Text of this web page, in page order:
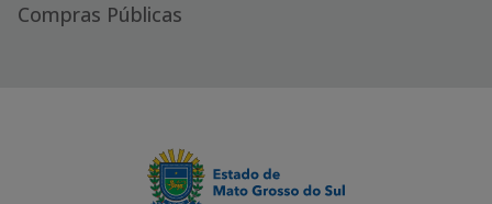
Compras Públicas